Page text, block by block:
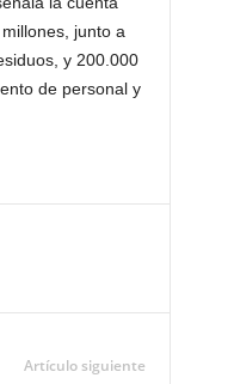
junto a
y 200.000
de personal y
Artículo siguiente